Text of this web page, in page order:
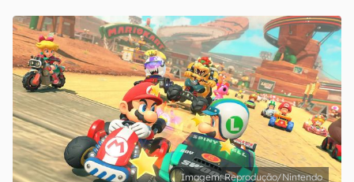
Reprodução/Nintendo